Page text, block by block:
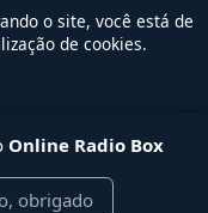
o site, você está de
de cookies.
Online Radio Box
obrigado